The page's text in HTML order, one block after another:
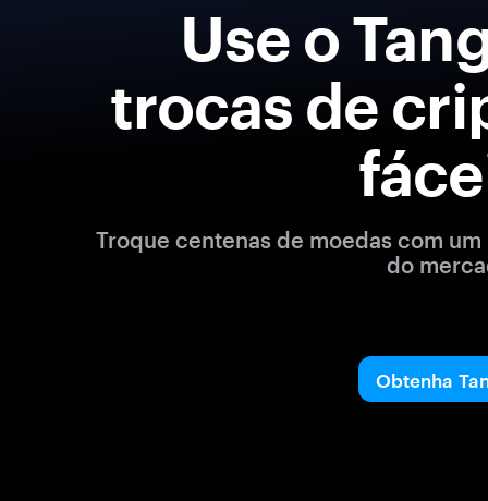
Use o
trocas de
Troque centenas de moedas com
do
Obtenha